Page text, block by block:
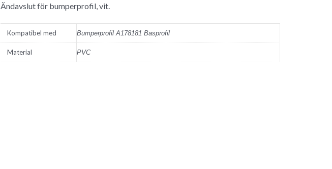
Ändavslut för bumperprofil, vit.
Kompatibel med Bumperprofil A178181 Basprofil
Material PVC